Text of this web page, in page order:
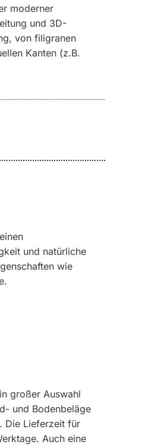
moderner
und 3D-
von filigranen
Kanten (z.B.
und natürliche
wie
großer Auswahl
und Bodenbeläge
Die Lieferzeit für
Auch eine